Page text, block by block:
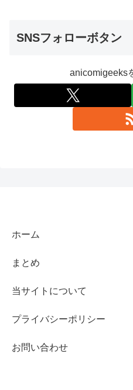
SNSフォローボタン
anicomigeeks
ホーム
まとめ
当サイトについて
プライバシーポリシー
お問い合わせ